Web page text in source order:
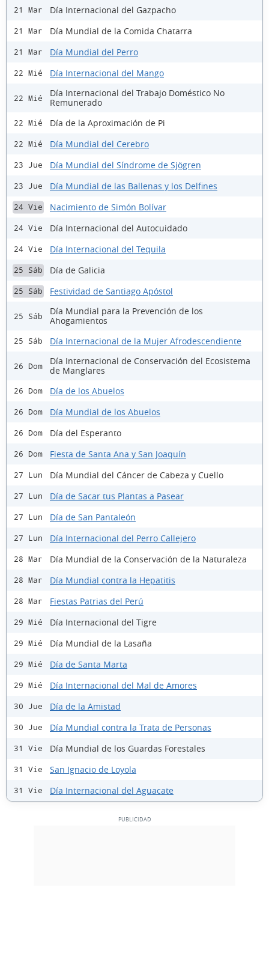
21 Mar Día Internacional del Gazpacho
21 Mar Día Mundial de la Comida Chatarra
21 Mar Día Mundial del Perro
22 Mié Día Internacional del Mango
22 Mié
Día Internacional del Trabajo Doméstico No
Remunerado
22 Mié Día de la Aproximación de Pi
22 Mié Día Mundial del Cerebro
23 Jue Día Mundial del Síndrome de Sjögren
23 Jue Día Mundial de las Ballenas y los Delfines
24 Vie Nacimiento de Simón Bolívar
24 Vie Día Internacional del Autocuidado
24 Vie Día Internacional del Tequila
25 Sáb Día de Galicia
25 Sáb Festividad de Santiago Apóstol
25 Sáb
Día Mundial para la Prevención de los
Ahogamientos
25 Sáb Día Internacional de la Mujer Afrodescendiente
26 Dom
Día Internacional de Conservación del Ecosistema
de Manglares
26 Dom Día de los Abuelos
26 Dom Día Mundial de los Abuelos
26 Dom Día del Esperanto
26 Dom Fiesta de Santa Ana y San Joaquín
27 Lun Día Mundial del Cáncer de Cabeza y Cuello
27 Lun Día de Sacar tus Plantas a Pasear
27 Lun Día de San Pantaleón
27 Lun Día Internacional del Perro Callejero
28 Mar Día Mundial de la Conservación de la Naturaleza
28 Mar Día Mundial contra la Hepatitis
28 Mar Fiestas Patrias del Perú
29 Mié Día Internacional del Tigre
29 Mié Día Mundial de la Lasaña
29 Mié Día de Santa Marta
29 Mié Día Internacional del Mal de Amores
30 Jue Día de la Amistad
30 Jue Día Mundial contra la Trata de Personas
31 Vie Día Mundial de los Guardas Forestales
31 Vie San Ignacio de Loyola
31 Vie Día Internacional del Aguacate